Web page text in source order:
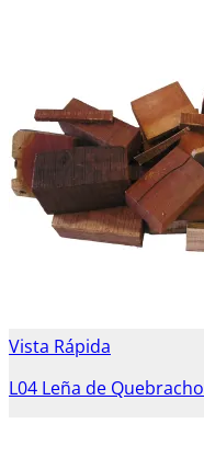
Vista Rápida
L04 Leña de Quebracho